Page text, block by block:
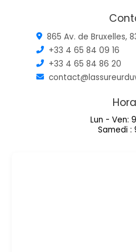
865 Av. de Bruxelles,
+33 4 65 84 09 16
+33 4 65 84 86 20
Lun - Ven:
Samedi :